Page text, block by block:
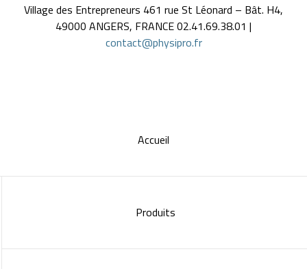
Village des Entrepreneurs 461 rue St Léonard – Bât. H4,
49000 ANGERS, FRANCE 02.41.69.38.01 |
contact@physipro.fr
Accueil
Produits